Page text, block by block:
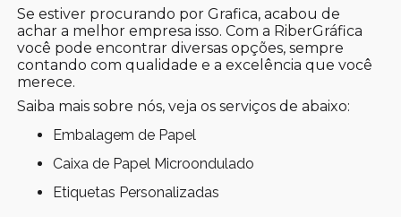
Se estiver procurando por Grafica, acabou de
achar a melhor empresa isso. Com a RiberGráfica
você pode encontrar diversas opções, sempre
contando com qualidade e a excelência que você
merece.
Saiba mais sobre nós, veja os serviços de abaixo:
Embalagem de Papel
Caixa de Papel Microondulado
Etiquetas Personalizadas